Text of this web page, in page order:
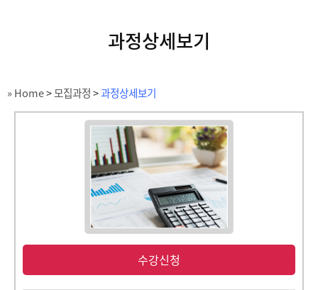
과정상세보기
» Home>모집과정>과정상세보기
수강신청